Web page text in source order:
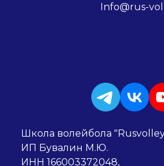
Info@rus-
Школа волейбола
ИП Бувалин М.Ю.
ИНН 166003372048,